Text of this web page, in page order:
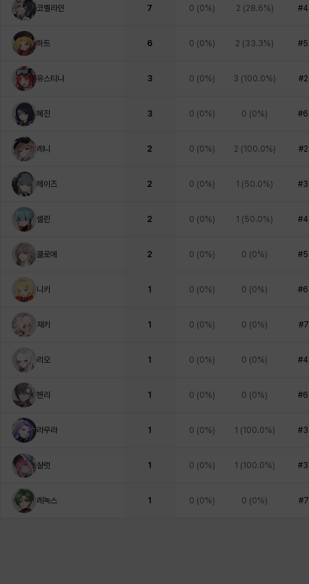
코렐라인 7 0 (0%) 2 (28.6%)
하트 6 0 (0%) 2 (33.3%)
유스티나 3 0 (0%) 3 (100.0%)
혜진 3 0 (0%) 0 (0%)
레니 2 0 (0%) 2 (100.0%)
헤이즈 2 0 (0%) 1 (50.0%)
셀린 2 0 (0%) 1 (50.0%)
클로에 2 0 (0%) 0 (0%)
니키 1 0 (0%) 0 (0%)
재키 1 0 (0%) 0 (0%)
리오 1 0 (0%) 0 (0%)
헨리 1 0 (0%) 0 (0%)
라우라 1 0 (0%) 1 (100.0%)
샬럿 1 0 (0%) 1 (100.0%)
레녹스 1 0 (0%) 0 (0%)